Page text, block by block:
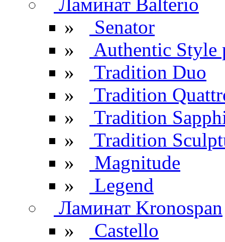
Ламинат Balterio
»
Senator
»
Authentic Style
»
Tradition Duo
»
Tradition
»
Tradition
»
Tradition
»
Magnitude
»
Legend
Ламинат Kronospan
»
Castello